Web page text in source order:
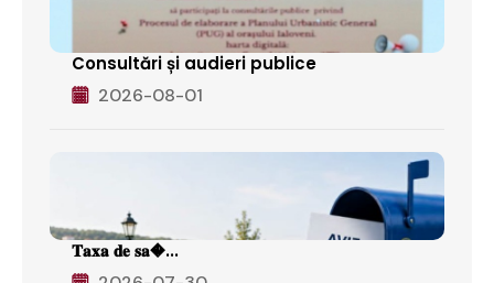
Consultări și audieri publice
2026-08-01
𝐓𝐚𝐱𝐚 𝐝𝐞 𝐬𝐚�...